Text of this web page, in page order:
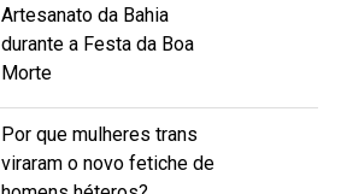
Artesanato da Bahia
durante a Festa da Boa
Morte
Por que mulheres trans
viraram o novo fetiche de